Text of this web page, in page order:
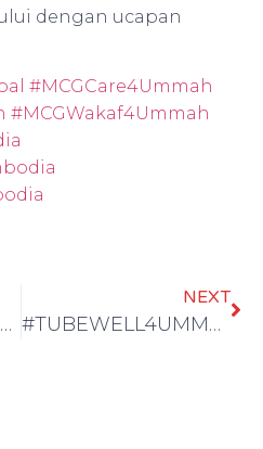
dengan ucapan
#MCGCare4Ummah
#MCGWakaf4Ummah
MCG TAJWID TIME DI SHAH ALAM HARI TANPA KENDERAAN
NEXT
#TUBEWELL4UMMAH